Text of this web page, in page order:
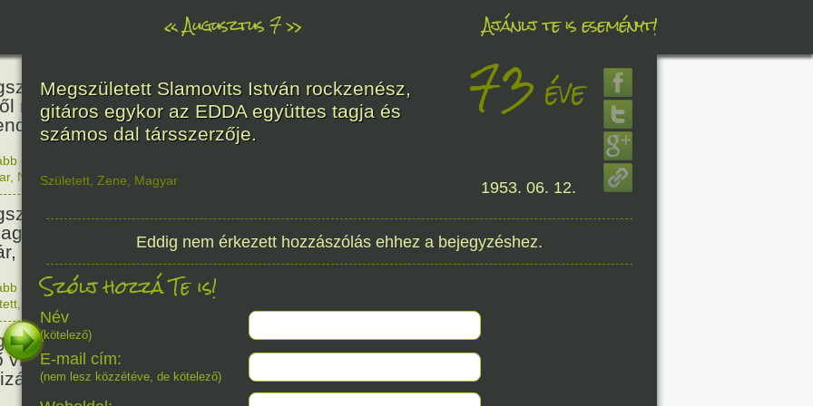
«Augusztus 7» Ajánlj te is eseményt!
Báthori Erzsébet,
rémséges és kegyetlen
éltek.
466éve
olvasom
, Nő Történelem
Kondor Gusztáv
matematikus, egyetemi
akadémikus.
201éve
olvasom|Nincs hozzászólás, szólj hozzá!
Mata Hari, a híres
világháborús táncosnő,
és kém.
150éve
Megszületett Slamovits István rockzenész,
gitáros egykor az EDDA együttes tagja és
számos dal társszerzője.
73 éve
Született Zene Magyar 1953. 06. 12.
Eddig nem érkezett hozzászólás ehhez a bejegyzéshez.
Szólj hozzá Te is!
Név
(kötelező)
E-mail cím:
(nem lesz közzétéve, de kötelező)